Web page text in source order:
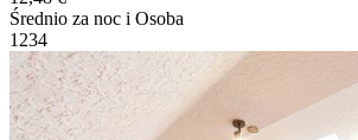
Średnio za noc i Osoba
1 234